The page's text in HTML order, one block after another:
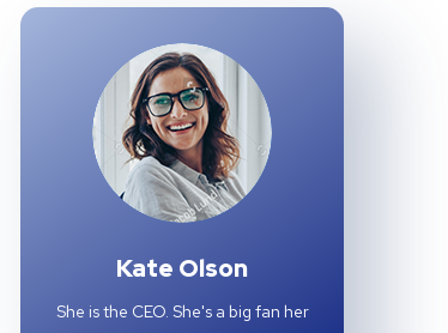
Kate Olson
She is the CEO. She's a big fan her